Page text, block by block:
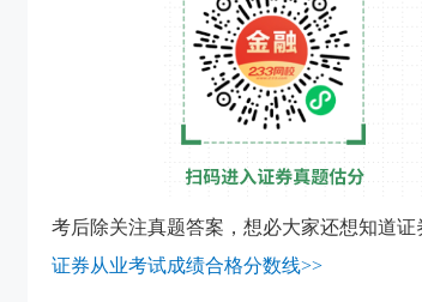
考后除关注真题答案，想必大家还想知道
证券从业考试成绩合格分数线>>